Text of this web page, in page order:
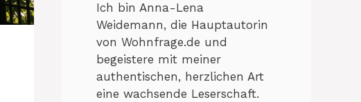
Ich bin Anna-Lena
Weidemann, die Hauptautorin
von Wohnfrage.de und
begeistere mit meiner
authentischen, herzlichen Art
eine wachsende Leserschaft.